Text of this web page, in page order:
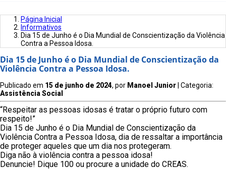
Página Inicial
Informativos
Dia 15 de Junho é o Dia Mundial de Conscientização da Violência
Contra a Pessoa Idosa.
Dia 15 de Junho é o Dia Mundial de Conscientização da
Violência Contra a Pessoa Idosa.
Publicado em 15 de junho de 2024, por Manoel Junior | Categoria:
Assistência Social
“Respeitar as pessoas idosas é tratar o próprio futuro com
respeito!”
Dia 15 de Junho é o Dia Mundial de Conscientização da
Violência Contra a Pessoa Idosa, dia de ressaltar a importância
de proteger aqueles que um dia nos protegeram.
Diga não à violência contra a pessoa idosa!
Denuncie! Dique 100 ou procure a unidade do CREAS.